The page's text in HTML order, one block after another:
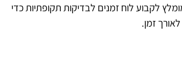
לקבוע לוח זמנים לבדיקות תקופתיות כדי
זמן.